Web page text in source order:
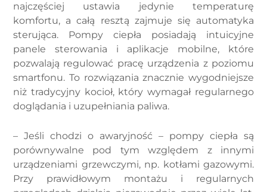
najczęściej ustawia jedynie temperaturę
komfortu, a całą resztą zajmuje się automatyka
sterująca. Pompy ciepła posiadają intuicyjne
panele sterowania i aplikacje mobilne, które
pozwalają regulować pracę urządzenia z poziomu
smartfonu. To rozwiązania znacznie wygodniejsze
niż tradycyjny kocioł, który wymagał regularnego
doglądania i uzupełniania paliwa.
– Jeśli chodzi o awaryjność – pompy ciepła są
porównywalne pod tym względem z innymi
urządzeniami grzewczymi, np. kotłami gazowymi.
Przy prawidłowym montażu i regularnych